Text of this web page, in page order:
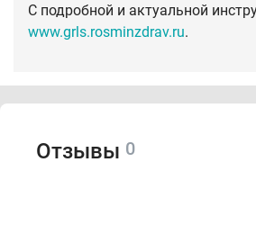
С подробной и актуальной
www.grls.rosminzdrav.ru.
Отзывы 0